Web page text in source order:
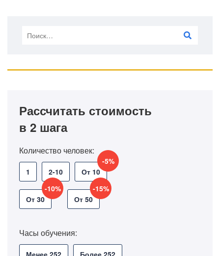
Рассчитать стоимость
в 2 шага
Количество человек:
1 2-10 От 10
-5%
От 30
-10%
От 50
-15%
Часы обучения: